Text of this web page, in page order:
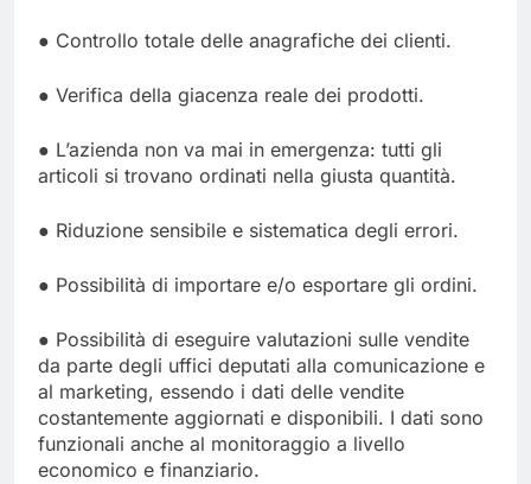
● Controllo totale delle anagrafiche dei clienti.
● Verifica della giacenza reale dei prodotti.
● L’azienda non va mai in emergenza: tutti gli
articoli si trovano ordinati nella giusta quantità.
● Riduzione sensibile e sistematica degli errori.
● Possibilità di importare e/o esportare gli ordini.
● Possibilità di eseguire valutazioni sulle vendite
da parte degli uffici deputati alla comunicazione e
al marketing, essendo i dati delle vendite
costantemente aggiornati e disponibili. I dati sono
funzionali anche al monitoraggio a livello
economico e finanziario.